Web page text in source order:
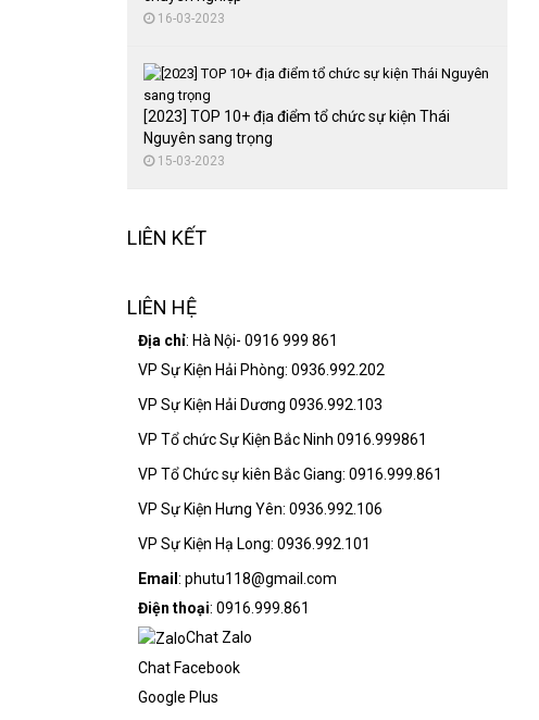
16-03-2023
[2023] TOP 10+ địa điểm tổ chức sự kiện Thái
Nguyên sang trọng
15-03-2023
LIÊN KẾT
LIÊN HỆ
Địa chỉ: Hà Nội- 0916 999 861
VP Sự Kiện Hải Phòng: 0936.992.202
VP Sự Kiện Hải Dương 0936.992.103
VP Tổ chức Sự Kiện Bắc Ninh 0916.999861
VP Tổ Chức sự kiên Bắc Giang: 0916.999.861
VP Sự Kiện Hưng Yên: 0936.992.106
VP Sự Kiện Hạ Long: 0936.992.101
Email : phutu118@gmail.com
Điện thoại: 0916.999.861
Chat Zalo
Chat Facebook
Google Plus